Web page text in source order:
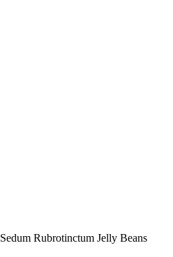
Rubrotinctum Jelly Beans